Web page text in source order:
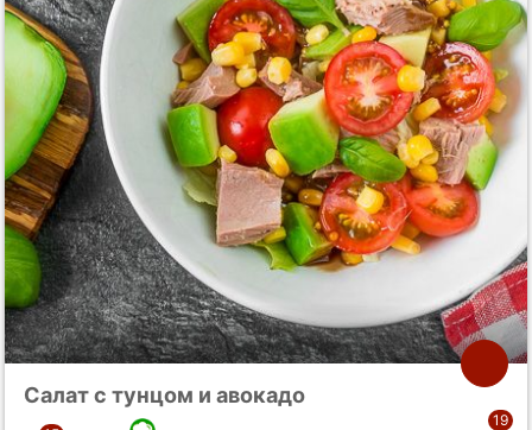
Салат с тунцом и авокадо